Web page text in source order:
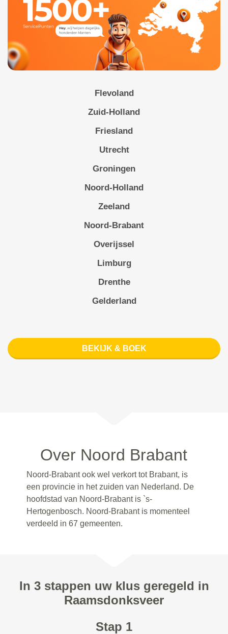
Flevoland
Zuid-Holland
Friesland
Utrecht
Groningen
Noord-Holland
Zeeland
Noord-Brabant
Overijssel
Limburg
Drenthe
Gelderland
BEKIJK & BOEK
Over Noord Brabant
Noord-Brabant ook wel verkort tot Brabant, is
een provincie in het zuiden van Nederland. De
hoofdstad van Noord-Brabant is `s-
Hertogenbosch. Noord-Brabant is momenteel
verdeeld in 67 gemeenten.
In 3 stappen uw klus geregeld in
Raamsdonksveer
Stap 1